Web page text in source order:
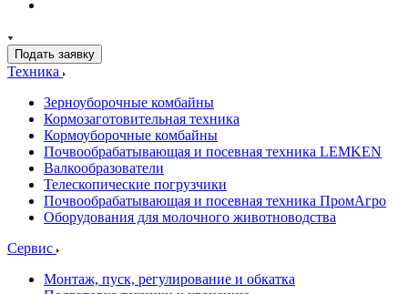
Подать заявку
Техника
Зерноуборочные комбайны
Кормозаготовительная техника
Кормоуборочные комбайны
Почвообрабатывающая и посевная техника LEMKEN
Валкообразователи
Телескопические погрузчики
Почвообрабатывающая и посевная техника ПромАгро
Оборудования для молочного животноводства
Сервис
Монтаж, пуск, регулирование и обкатка